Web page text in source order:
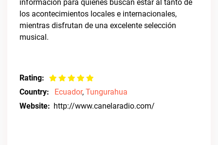
información para quienes buscan estar al tanto de
los acontecimientos locales e internacionales,
mientras disfrutan de una excelente selección
musical.
Rating:
Country:
Ecuador, Tungurahua
Website: http://www.canelaradio.com/